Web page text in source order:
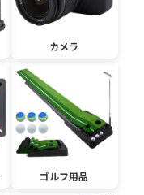
カメラ
ゴルフ用品